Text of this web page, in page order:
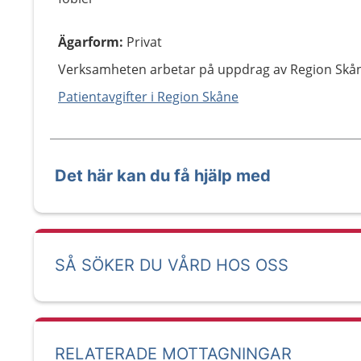
Ägarform: Privat
Verksamheten arbetar på uppdrag av Region
Patientavgifter i Region Skåne
Det här kan du få hjälp med
SÅ SÖKER DU VÅRD HOS OSS
RELATERADE MOTTAGNINGAR